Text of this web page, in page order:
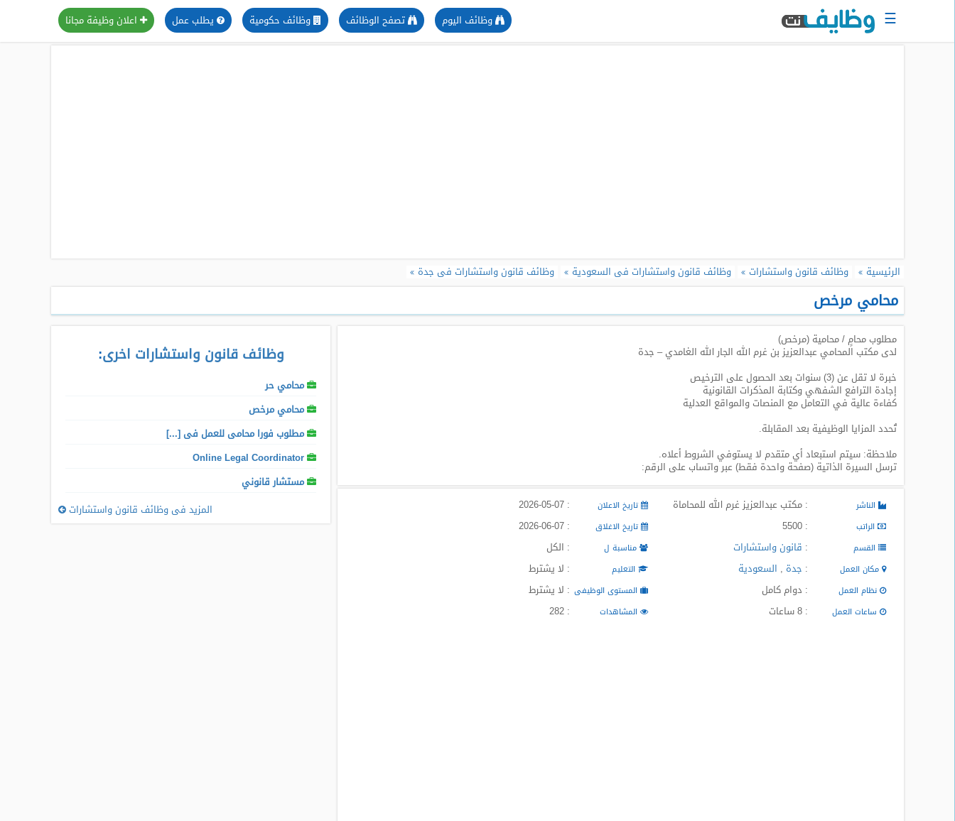
سيرتك
الوظائف
وظائف
السعودية
☰ اعلان وظيفة مجانا يطلب عمل وظائف حكومية تصفح الوظائف وظائف اليوم
الرئيسية وظائف قانون واستشارات وظائف قانون واستشارات فى السعودية وظائف قانون واستشارات فى جدة
محامي مرخص
مطلوب محامٍ / محامية (مرخص)
لدى مكتب المحامي عبدالعزيز بن غرم الله الجار الله الغامدي – جدة
خبرة لا تقل عن (3) سنوات بعد الحصول على الترخيص
إجادة الترافع الشفهي وكتابة المذكرات القانونية
كفاءة عالية في التعامل مع المنصات والمواقع العدلية
تُحدد المزايا الوظيفية بعد المقابلة.
ملاحظة: سيتم استبعاد أي متقدم لا يستوفي الشروط أعلاه.
ترسل السيرة الذاتية (صفحة واحدة فقط) عبر واتساب على الرقم:
الناشر : مكتب عبدالعزيز غرم الله للمحاماة
الراتب : 5500
القسم : قانون واستشارات
مكان العمل : جدة , السعودية
نظام العمل : دوام كامل
ساعات العمل : 8 ساعات
تاريخ الاعلان : 2026-05-07
تاريخ الاغلاق : 2026-06-07
مناسبة ل : الكل
التعليم : لا يشترط
المستوى الوظيفى : لا يشترط
المشاهدات : 282
وظائف قانون واستشارات اخرى:
محامي حر
محامي مرخص
مطلوب فورا محامى للعمل فى [...]
Online Legal Coordinator
مستشار قانوني
المزيد فى وظائف قانون واستشارات